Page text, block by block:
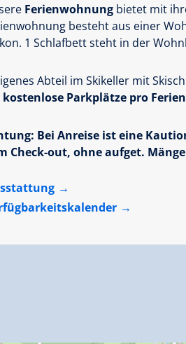
Ferienwohnungbietet mit
besteht aus einer
1 Schlafbett steht in der
Abteil im Skikeller mit
kostenlose Parkplätze pro
Bei Anreise ist eine
Check-out, ohne aufget.